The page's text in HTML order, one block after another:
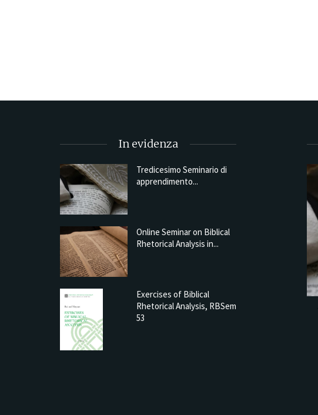
In evidenza
Tredicesimo Seminario di
apprendimento...
Online Seminar on Biblical
Rhetorical Analysis in...
Exercises of Biblical
Rhetorical Analysis, RBSem
53
on Biblical Rhetorical